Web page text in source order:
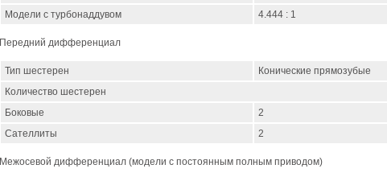
Модели с турбонаддувом
4.444 : 1
Передний дифференциал
Тип шестерен
Конические прямозубые
Количество шестерен
Боковые
2
Сателлиты
2
Межосевой дифференциал (модели с постоянным полным приводом)